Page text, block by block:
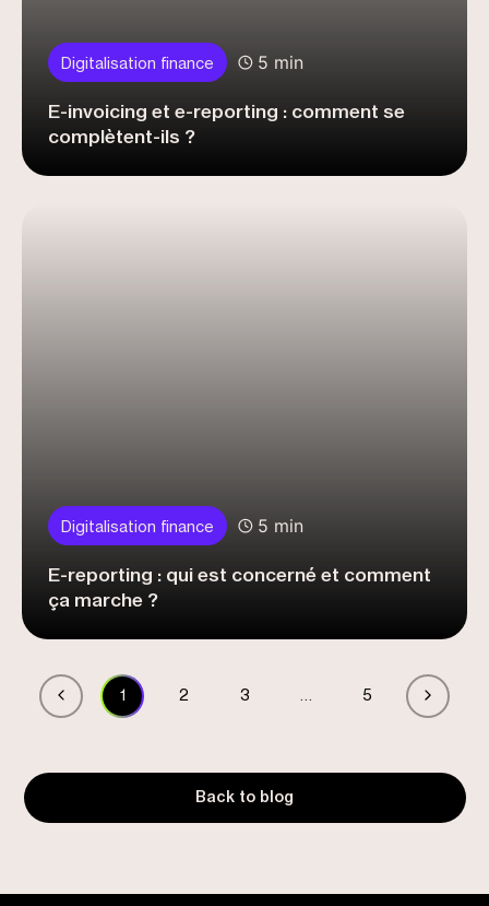
Back to blog
Digitalisation finance 5 min
E-invoicing et e-reporting : comment se
complètent-ils ?
Digitalisation finance 5 min
E-reporting : qui est concerné et comment
ça marche ?
1 2 3 … 5